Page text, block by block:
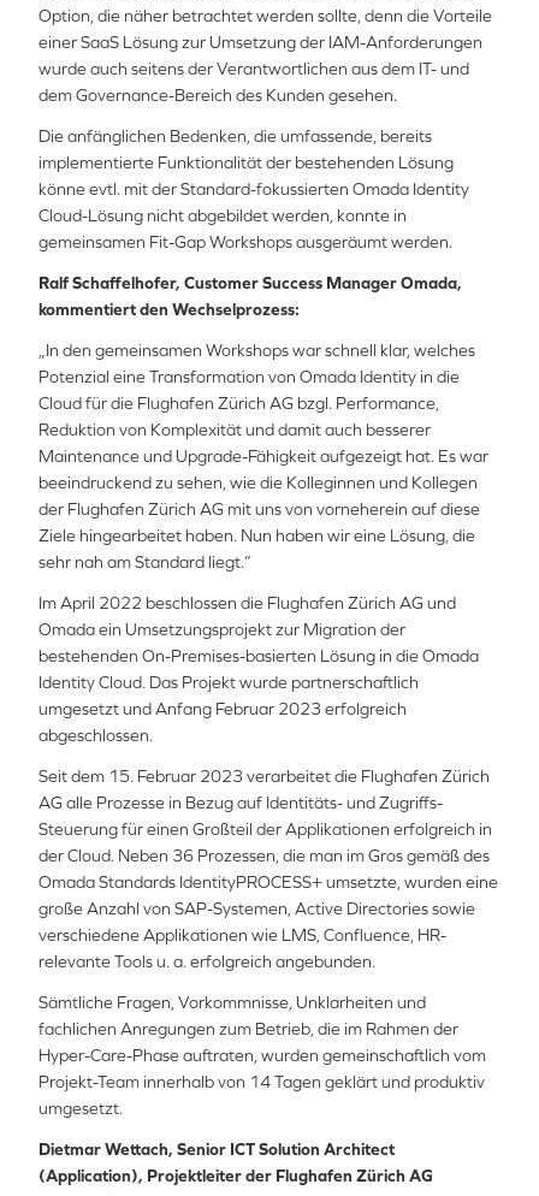
Option, die näher betrachtet werden sollte, denn die Vorteile
einer SaaS Lösung zur Umsetzung der IAM-Anforderungen
wurde auch seitens der Verantwortlichen aus dem IT- und
dem Governance-Bereich des Kunden gesehen.
Die anfänglichen Bedenken, die umfassende, bereits
implementierte Funktionalität der bestehenden Lösung
könne evtl. mit der Standard-fokussierten Omada Identity
Cloud-Lösung nicht abgebildet werden, konnte in
gemeinsamen Fit-Gap Workshops ausgeräumt werden.
Ralf Schaffelhofer, Customer Success Manager Omada,
kommentiert den Wechselprozess:
„In den gemeinsamen Workshops war schnell klar, welches
Potenzial eine Transformation von Omada Identity in die
Cloud für die Flughafen Zürich AG bzgl. Performance,
Reduktion von Komplexität und damit auch besserer
Maintenance und Upgrade-Fähigkeit aufgezeigt hat. Es war
beeindruckend zu sehen, wie die Kolleginnen und Kollegen
der Flughafen Zürich AG mit uns von vorneherein auf diese
Ziele hingearbeitet haben. Nun haben wir eine Lösung, die
sehr nah am Standard liegt.”
Im April 2022 beschlossen die Flughafen Zürich AG und
Omada ein Umsetzungsprojekt zur Migration der
bestehenden On-Premises-basierten Lösung in die Omada
Identity Cloud. Das Projekt wurde partnerschaftlich
umgesetzt und Anfang Februar 2023 erfolgreich
abgeschlossen.
Seit dem 15. Februar 2023 verarbeitet die Flughafen Zürich
AG alle Prozesse in Bezug auf Identitäts- und Zugriffs-
Steuerung für einen Großteil der Applikationen erfolgreich in
der Cloud. Neben 36 Prozessen, die man im Gros gemäß des
Omada Standards IdentityPROCESS+ umsetzte, wurden eine
große Anzahl von SAP-Systemen, Active Directories sowie
verschiedene Applikationen wie LMS, Confluence, HR-
relevante Tools u. a. erfolgreich angebunden.
Sämtliche Fragen, Vorkommnisse, Unklarheiten und
fachlichen Anregungen zum Betrieb, die im Rahmen der
Hyper-Care-Phase auftraten, wurden gemeinschaftlich vom
Projekt-Team innerhalb von 14 Tagen geklärt und produktiv
umgesetzt.
Dietmar Wettach, Senior ICT Solution Architect
(Application), Projektleiter der Flughafen Zürich AG